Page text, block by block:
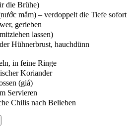
die Brühe)
mắm) – verdoppelt die Tiefe sofort
gerieben
lassen)
Hühnerbrust, hauchdünn
in feine Ringe
Koriander
(giá)
Servieren
Chilis nach Belieben